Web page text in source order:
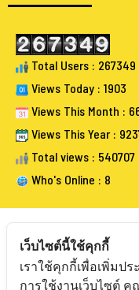
Total Users : 267349
Views Today : 1903
Views This Month :
Views This Year :
Total views : 540707
Who's Online : 8
เว็บไซต์นี้ใช้คุกกี้
เราใช้คุกกี้เพื่อเพิ่มป
การใช้งานเว็บไซต์